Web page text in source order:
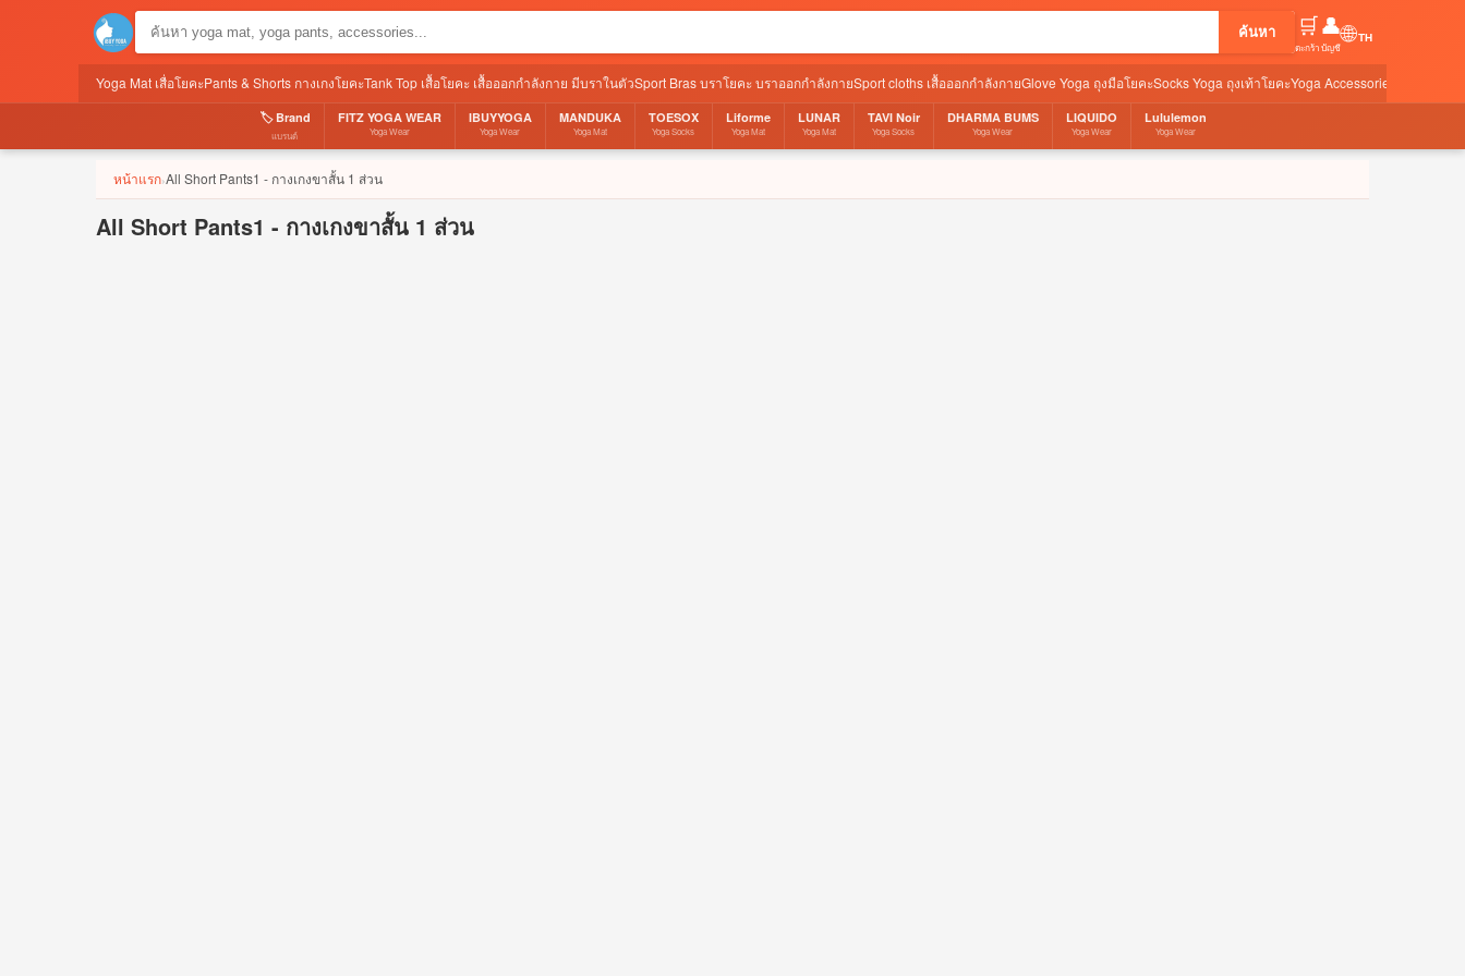
ค้นหา 🛒
ตะกร้า
👤
บัญชี🌐
Yoga Mat เสื่อโยคะPants & Shorts กางเกงโยคะTank Top เสื้อโยคะ เสื้อออกกำลังกาย มีบราในตัวSport Bras บราโยคะ บราออกกำลังกายSport cloths เสื้อออกกำลังกายGlove Yoga ถุงมือโยคะSocks Yoga ถุงเท้าโยคะYoga Accessories อุปกรณ์เสริ
🏷️ Brand
แบรนด์
FITZ YOGA WEAR
Yoga Wear
IBUYYOGA
Yoga Wear
MANDUKA
Yoga Mat
TOESOX
Yoga Socks
Liforme
Yoga Mat
LUNAR
Yoga Mat
TAVI Noir
Yoga Socks
DHARMA BUMS
Yoga Wear
LIQUIDO
Yoga Wear
Lululemon
Yoga Wear
หน้าแรก›All Short Pants1 - กางเกงขาสั้น 1 ส่วน
All Short Pants1 - กางเกงขาสั้น 1 ส่วน